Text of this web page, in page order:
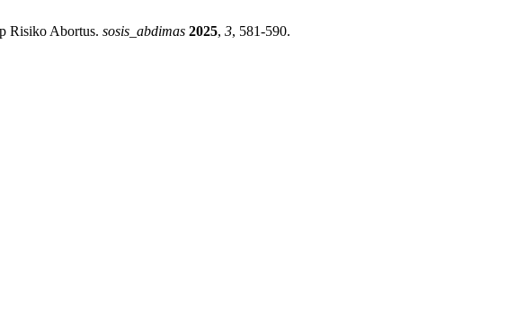
Risiko Abortus. sosis_abdimas 2025, 3, 581-590.